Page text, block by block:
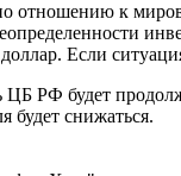
отношению к
Если
РФ будет
будет снижаться.